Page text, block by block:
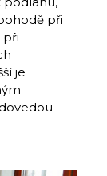
při
při
je